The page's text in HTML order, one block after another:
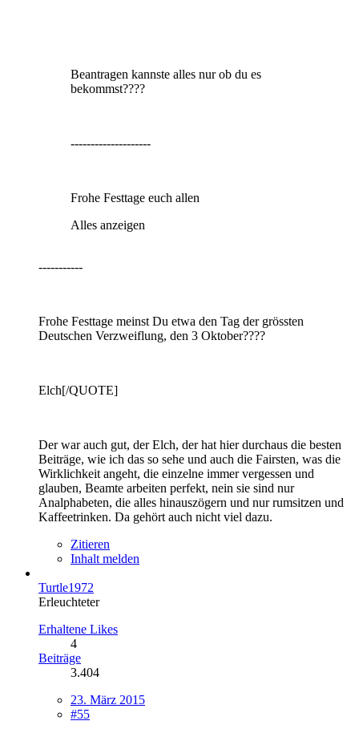
Beantragen kannste alles nur ob du es
bekommst????
--------------------
Frohe Festtage euch allen
Alles anzeigen
-----------
Frohe Festtage meinst Du etwa den Tag der grössten
Deutschen Verzweiflung, den 3 Oktober????
Elch[/QUOTE]
Der war auch gut, der Elch, der hat hier durchaus die besten
Beiträge, wie ich das so sehe und auch die Fairsten, was die
Wirklichkeit angeht, die einzelne immer vergessen und
glauben, Beamte arbeiten perfekt, nein sie sind nur
Analphabeten, die alles hinauszögern und nur rumsitzen und
Kaffeetrinken. Da gehört auch nicht viel dazu.
Zitieren
Inhalt melden
Turtle1972
Erleuchteter
Erhaltene Likes
4
Beiträge
3.404
23. März 2015
#55